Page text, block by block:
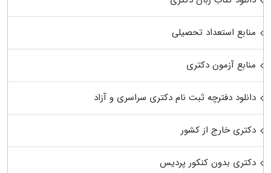
منابع استعداد تحصیلی
منابع آزمون دکتری
دانلود دفترچه ثبت نام دکتری سراسری و آزاد
دکتری خارج از کشور
دکتری بدون کنکور پردیس